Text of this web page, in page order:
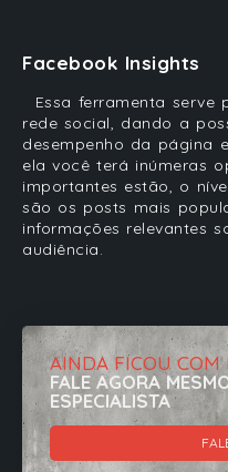
Facebook Insights
Essa ferramenta serve
rede social, dando a
desempenho da página
ela você terá inúmeras
importantes estão, o
são os posts mais
informações relevantes
audiência.
AINDA FICOU COM
FALE AGORA
ESPECIALISTA